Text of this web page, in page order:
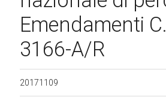
Emendamenti
3166-A/R
20171109